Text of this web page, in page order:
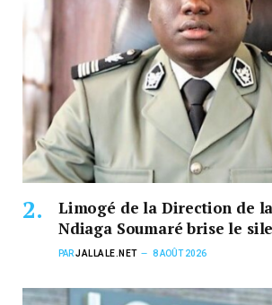
Limogé de la Direction de
Ndiaga Soumaré brise le
PARJALLALE.NET 8 AOÛT 2026